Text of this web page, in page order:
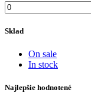
Min
price
Sklad
On sale
In stock
Najlepšie hodnotené